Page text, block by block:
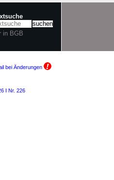
in BGB
bei Änderungen
I Nr. 226